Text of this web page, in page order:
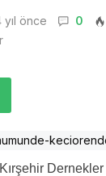
yıl önce 0